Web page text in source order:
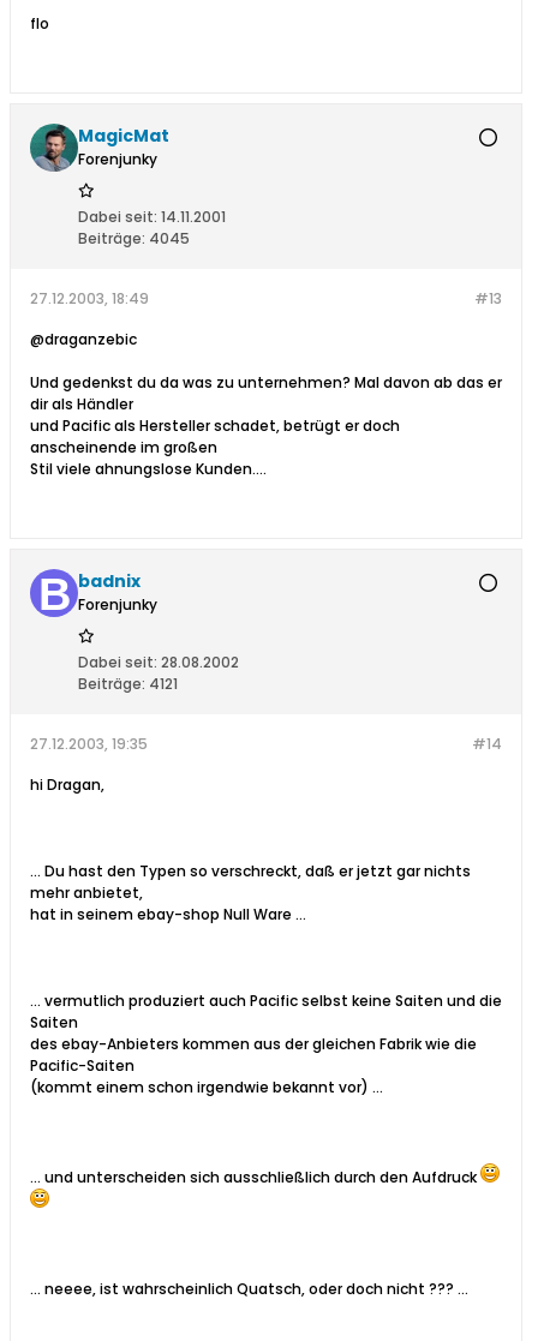
flo
MagicMat
Forenjunky
Dabei seit: 14.11.2001
Beiträge: 4045
#13
27.12.2003, 18:49
@draganzebic
Und gedenkst du da was zu unternehmen? Mal davon ab das er
dir als Händler
und Pacific als Hersteller schadet, betrügt er doch
anscheinende im großen
Stil viele ahnungslose Kunden....
badnix
Forenjunky
Dabei seit: 28.08.2002
Beiträge: 4121
#14
27.12.2003, 19:35
hi Dragan,
... Du hast den Typen so verschreckt, daß er jetzt gar nichts
mehr anbietet,
hat in seinem ebay-shop Null Ware ...
... vermutlich produziert auch Pacific selbst keine Saiten und die
Saiten
des ebay-Anbieters kommen aus der gleichen Fabrik wie die
Pacific-Saiten
(kommt einem schon irgendwie bekannt vor) ...
... und unterscheiden sich ausschließlich durch den Aufdruck
... neeee, ist wahrscheinlich Quatsch, oder doch nicht ??? ...